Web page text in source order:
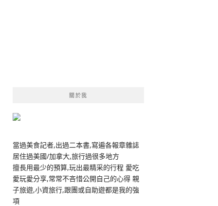
關於我
當過美食記者,出過二本書,寫遍各報章雜誌
居住過美國/加拿大,旅行過很多地方
擅長用最少的預算,玩出最精采的行程 愛吃
愛玩愛分享,常常不吝惜公開自己的心得 親
子旅遊,小資旅行,跟團或自助遊都是我的強
項